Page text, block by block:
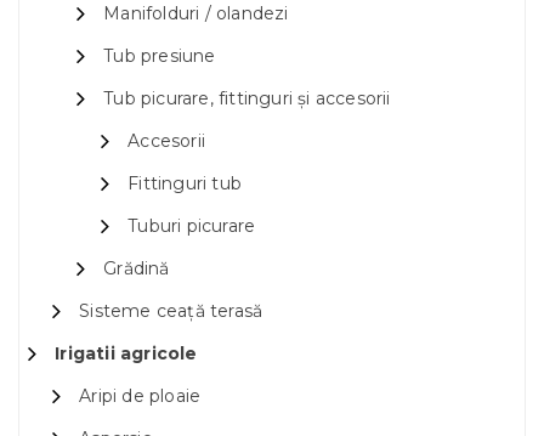
Manifolduri / olandezi
Tub presiune
Tub picurare, fittinguri și accesorii
Accesorii
Fittinguri tub
Tuburi picurare
Grădină
Sisteme ceață terasă
Irigatii agricole
Aripi de ploaie